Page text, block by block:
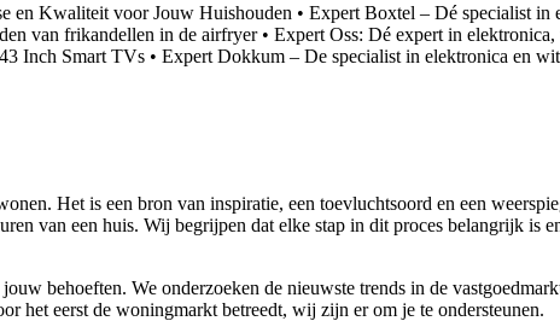
en Kwaliteit voor Jouw Huishouden • Expert Boxtel – Dé specialist in
van frikandellen in de airfryer• Expert Oss: Dé expert in
Inch Smart TVs • Expert Dokkum – De specialist in elektronica en
Het is een bron van inspiratie, een toevluchtsoord en een
van een huis. Wij begrijpen dat elke stap in dit proces belangrijk is
behoeften. We onderzoeken de nieuwste trends in de
het eerst de woningmarkt betreedt, wij zijn er om je te ondersteunen.